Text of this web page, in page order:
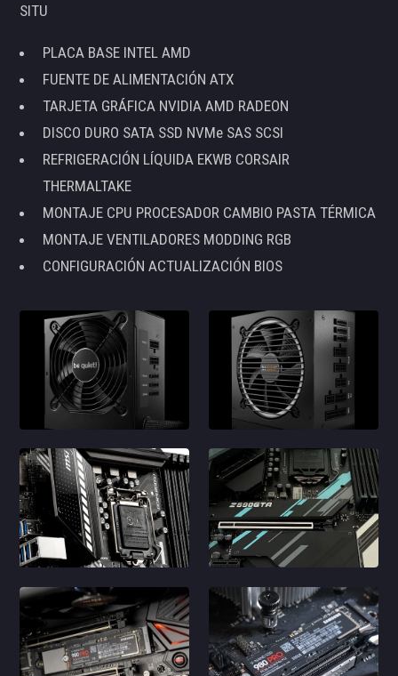
SITU
PLACA BASE INTEL AMD
FUENTE DE ALIMENTACIÓN ATX
TARJETA GRÁFICA NVIDIA AMD RADEON
DISCO DURO SATA SSD NVMe SAS SCSI
REFRIGERACIÓN LÍQUIDA EKWB CORSAIR
THERMALTAKE
MONTAJE CPU PROCESADOR CAMBIO PASTA TÉRMICA
MONTAJE VENTILADORES MODDING RGB
CONFIGURACIÓN ACTUALIZACIÓN BIOS